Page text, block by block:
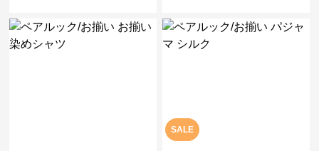
SALE